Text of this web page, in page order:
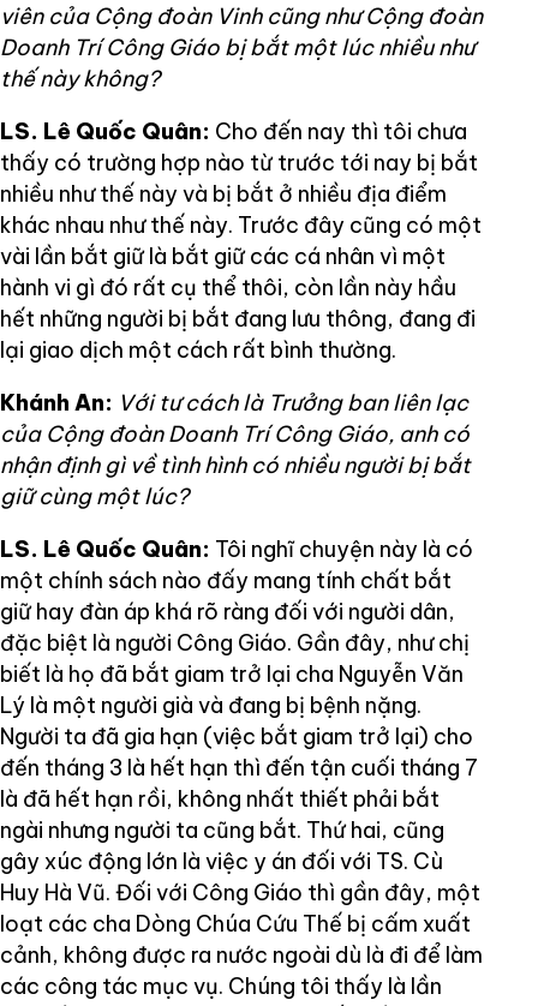
viên của Cộng đoàn Vinh cũng như Cộng đoàn
Doanh Trí Công Giáo bị bắt một lúc nhiều như
thế này không?
LS. Lê Quốc Quân: Cho đến nay thì tôi chưa
thấy có trường hợp nào từ trước tới nay bị bắt
nhiều như thế này và bị bắt ở nhiều địa điểm
khác nhau như thế này. Trước đây cũng có một
vài lần bắt giữ là bắt giữ các cá nhân vì một
hành vi gì đó rất cụ thể thôi, còn lần này hầu
hết những người bị bắt đang lưu thông, đang đi
lại giao dịch một cách rất bình thường.
Khánh An: Với tư cách là Trưởng ban liên lạc
của Cộng đoàn Doanh Trí Công Giáo, anh có
nhận định gì về tình hình có nhiều người bị bắt
giữ cùng một lúc?
LS. Lê Quốc Quân: Tôi nghĩ chuyện này là có
một chính sách nào đấy mang tính chất bắt
giữ hay đàn áp khá rõ ràng đối với người dân,
đặc biệt là người Công Giáo. Gần đây, như chị
biết là họ đã bắt giam trở lại cha Nguyễn Văn
Lý là một người già và đang bị bệnh nặng.
Người ta đã gia hạn (việc bắt giam trở lại) cho
đến tháng 3 là hết hạn thì đến tận cuối tháng 7
là đã hết hạn rồi, không nhất thiết phải bắt
ngài nhưng người ta cũng bắt. Thứ hai, cũng
gây xúc động lớn là việc y án đối với TS. Cù
Huy Hà Vũ. Đối với Công Giáo thì gần đây, một
loạt các cha Dòng Chúa Cứu Thế bị cấm xuất
cảnh, không được ra nước ngoài dù là đi để làm
các công tác mục vụ. Chúng tôi thấy là lần